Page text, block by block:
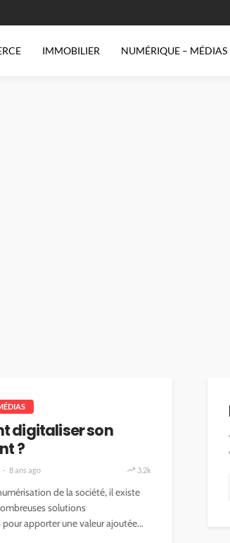
IMMOBILIER NUMÉRIQUE – MÉDIAS
digitaliser son
?
8 ans ago 3.2k
de la société, il existe
solutions
apporter une valeur ajoutée...